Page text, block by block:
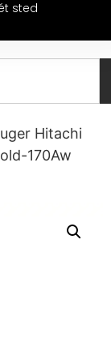
sted
Hitachi
170Aw